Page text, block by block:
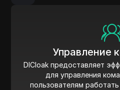
Управление
DICloak предоставляет
для управления
пользователям